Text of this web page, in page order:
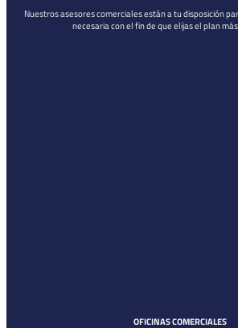
Nuestros asesores comerciales están a tu disposición
necesaria con el fin de que elijas el plan
OFICINAS COMERCIALES